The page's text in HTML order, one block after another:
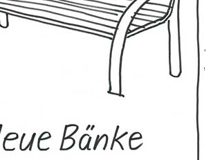
an der Kirchturmuhr von „St. Sebastianus“
an der Westuhr. Durch Sturmeinwirkung hatte
bestehende Zifferblatt gelöst und war